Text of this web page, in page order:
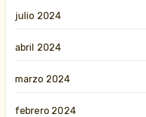
julio 2024
abril 2024
marzo 2024
febrero 2024